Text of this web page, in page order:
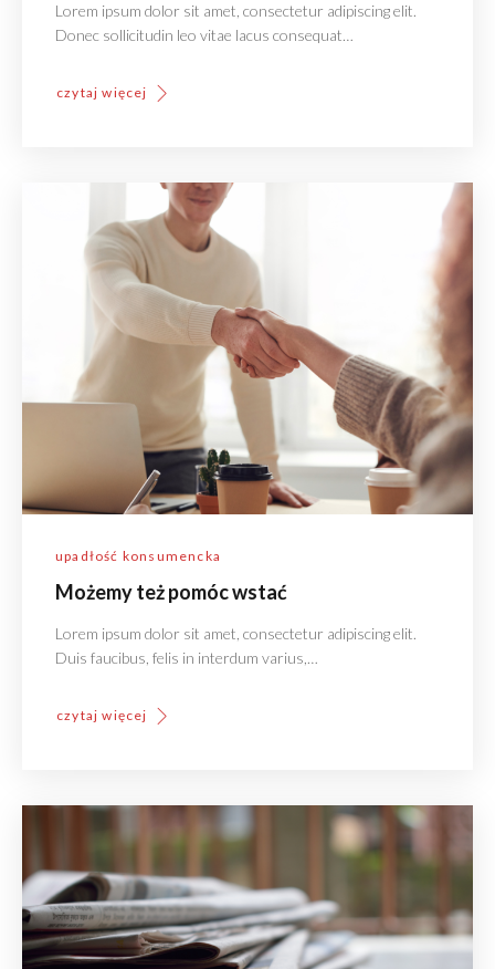
Lorem ipsum dolor sit amet, consectetur adipiscing elit.
Donec sollicitudin leo vitae lacus consequat…
czytaj więcej
upadłość konsumencka
Możemy też pomóc wstać
Lorem ipsum dolor sit amet, consectetur adipiscing elit.
Duis faucibus, felis in interdum varius,…
czytaj więcej